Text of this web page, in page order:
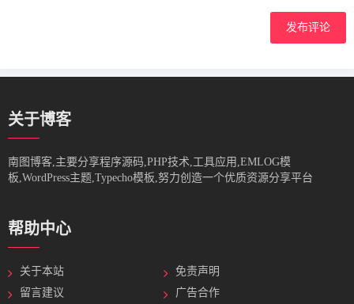
发布评论
关于博客
南图博客,主要分享程序源码,PHP技术,工具应用,EMLOG模
板,WordPress主题,Typecho模板,努力创造一个优质资源分享平台
帮助中心
关于本站
免责声明
留言建议
广告合作